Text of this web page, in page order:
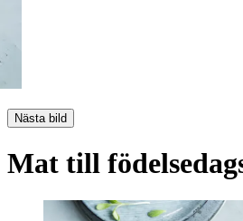
Nästa bild
Mat till